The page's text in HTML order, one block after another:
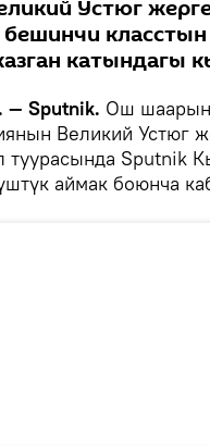
Устюг
катындагы
— Sputnik. Ош
Великий Устюг
туурасында Sputnik
аймак боюнча